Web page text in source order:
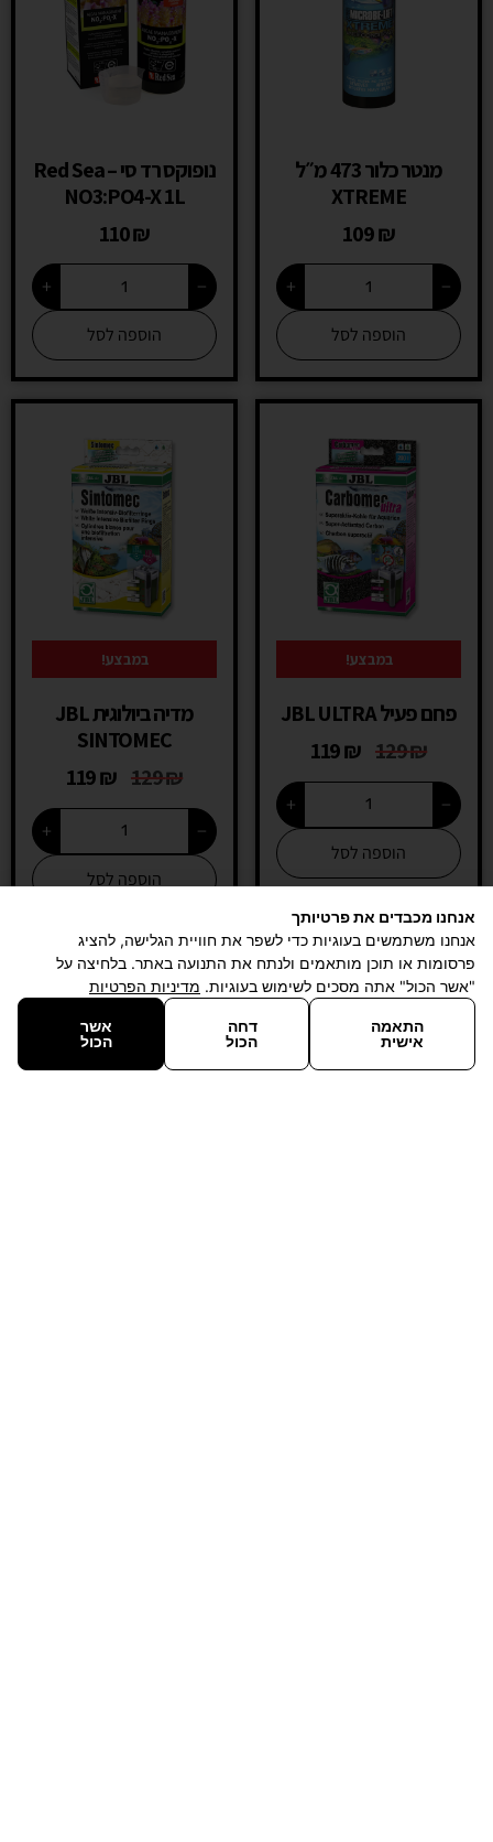
מנטר כלור 473 מ״ל
XTREME
109₪
−
+
הוספה לסל
נופוקס רד סי – Red Sea
NO3:PO4-X 1L
110₪
−
+
הוספה לסל
במבצע!
פחם פעיל JBL ULTRA
129₪
119₪
−
+
הוספה לסל
במבצע!
מדיה ביולוגית JBL
SINTOMEC
129₪
119₪
−
+
הוספה לסל
אנחנו מכבדים את פרטיותך
אנחנו משתמשים בעוגיות כדי לשפר את חוויית הגלישה, להציג
פרסומות או תוכן מותאמים ולנתח את התנועה באתר. בלחיצה על
"אשר הכול" אתה מסכים לשימוש בעוגיות. מדיניות הפרטיות
התאמה
אישית
דחה
הכול
אשר
הכול